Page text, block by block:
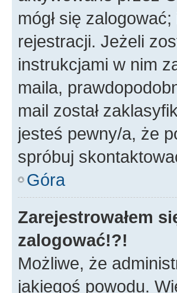
mógł się
rejestracji. Jeżeli
instrukcjami w nim
maila,
mail został
jesteś pewny/a, że
spróbuj
Góra
Zarejestrowałem
zalogować!?!
Możliwe, że
jakiegoś powodu.